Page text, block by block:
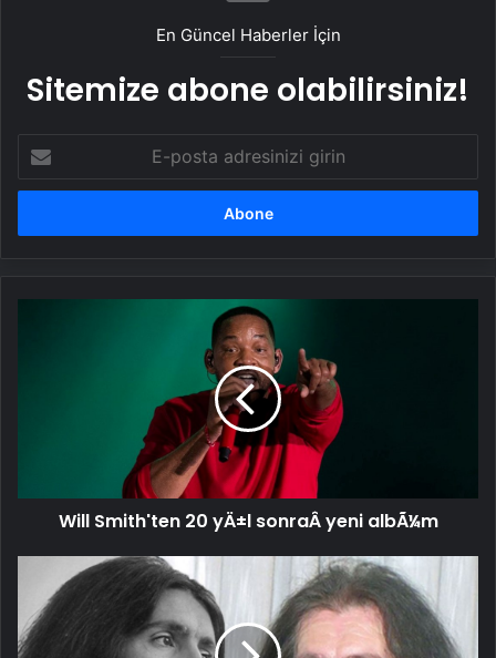
En Güncel Haberler İçin
Sitemize abone olabilirsiniz!
posta
adresinizi
Will Smith'ten 20 yÄ±l sonraÂ yeni albÃ¼m
ManÃ§o'suz
26
yÄ±l: